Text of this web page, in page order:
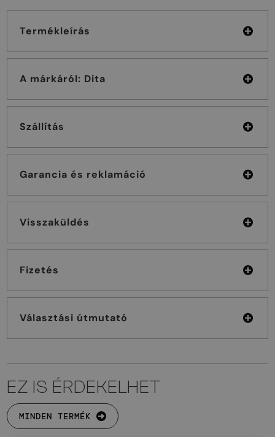
Termékleírás
A márkáról: Dita
Szállítás
Garancia és reklamáció
Visszaküldés
Fizetés
Választási útmutató
EZ IS ÉRDEKELHET
MINDEN TERMÉK